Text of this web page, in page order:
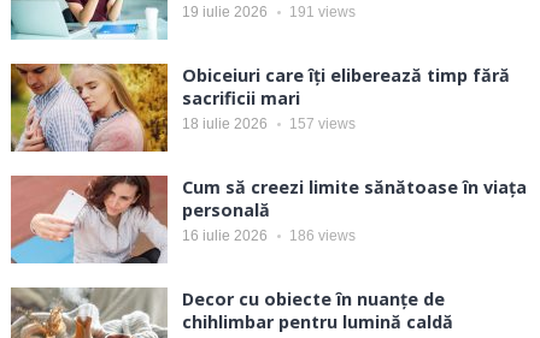
19 iulie 2026 191 views
Obiceiuri care îți eliberează timp fără
sacrificii mari
18 iulie 2026 157 views
Cum să creezi limite sănătoase în viața
personală
16 iulie 2026 186 views
Decor cu obiecte în nuanțe de
chihlimbar pentru lumină caldă